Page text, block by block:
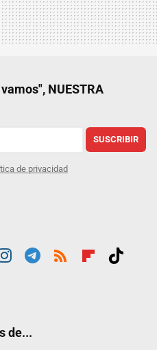
NUESTRA
SUSCRIBIR
de privacidad
de...